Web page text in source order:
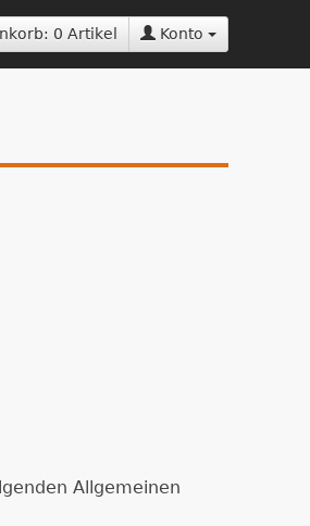
0 Artikel Konto
Allgemeinen